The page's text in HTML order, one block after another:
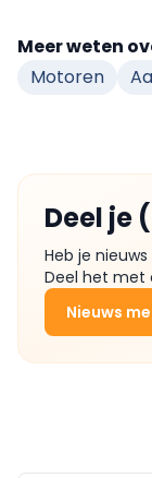
Meer weten
Motoren
Deel je
Heb je
Deel het met
Nieuws